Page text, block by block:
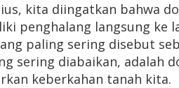
kita diingatkan bahwa
penghalang langsung ke
paling sering disebut
sering diabaikan, adalah
keberkahan tanah kita.